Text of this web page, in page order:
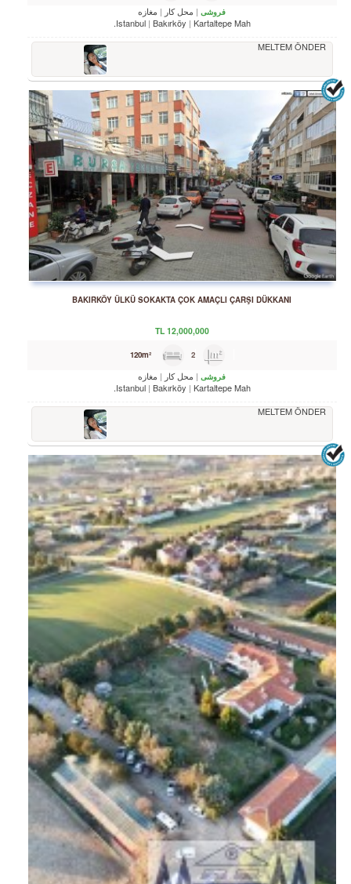
فروشی محل کار
مغازه
Istanbul Bakırköy
Kartaltepe Mah.
MELTEM ÖNDER
BAKIRKÖY ÜLKÜ SOKAKTA ÇOK AMAÇLI ÇARŞI DÜKKANI
TL12,000,000
2
فروشی محل کار
مغازه
Istanbul Bakırköy
Kartaltepe Mah.
MELTEM ÖNDER